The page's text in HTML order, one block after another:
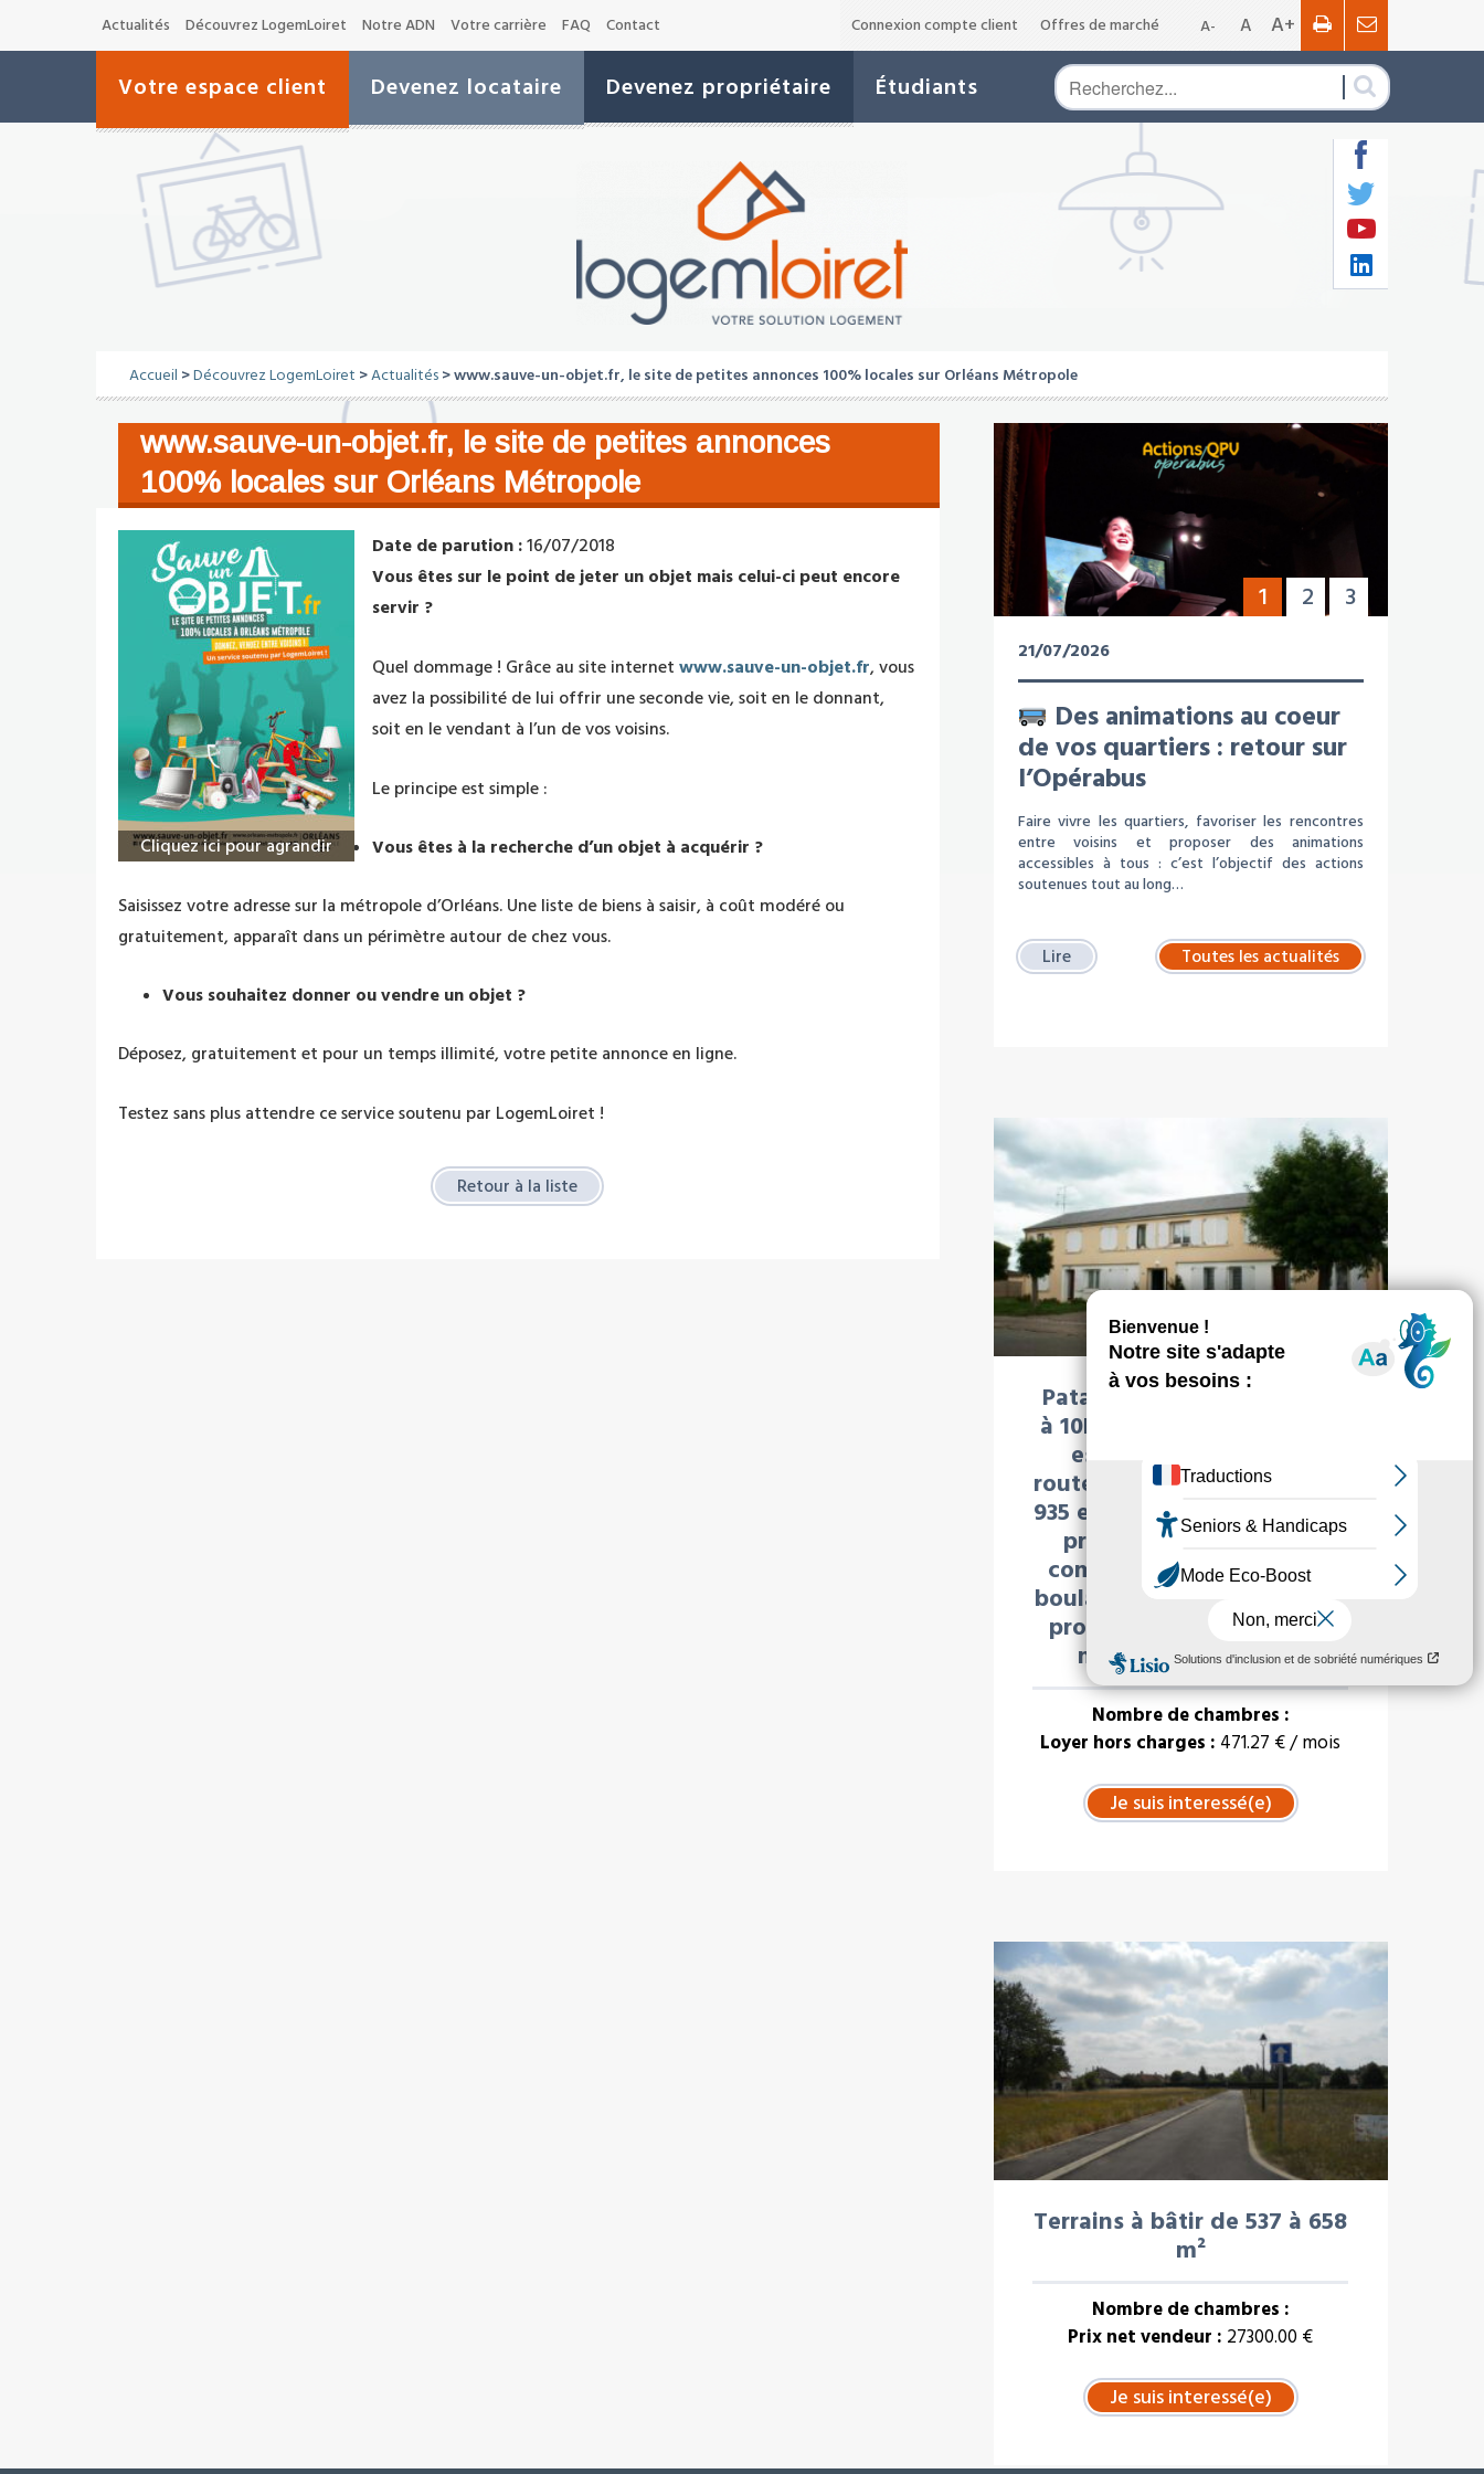
Actualités Découvrez LogemLoiret Notre ADN Votre carrière FAQ Contact A- A A+
Connexion compte client Offres de marché
Votre espace client Devenez locataire Devenez propriétaire Étudiants
Accueil >Découvrez LogemLoiret >Actualités > www.sauve-un-objet.fr, le site de petites annonces 100% locales sur Orléans Métropole
www.sauve-un-objet.fr, le site de petites annonces
100% locales sur Orléans Métropole
Cliquez ici pour agrandir
Date de parution :16/07/2018
Vous êtes sur le point de jeter un objet mais celui-ci peut encore
servir ?
Quel dommage ! Grâce au site internet www.sauve-un-objet.fr, vous
avez la possibilité de lui offrir une seconde vie, soit en le donnant,
soit en le vendant à l’un de vos voisins.
Le principe est simple :
Vous êtes à la recherche d’un objet à acquérir ?
Saisissez votre adresse sur la métropole d’Orléans. Une liste de biens à saisir, à coût modéré ou
gratuitement, apparaît dans un périmètre autour de chez vous.
Vous souhaitez donner ou vendre un objet ?
Déposez, gratuitement et pour un temps illimité, votre petite annonce en ligne.
Testez sans plus attendre ce service soutenu par LogemLoiret !
Retour à la liste
1 2 3
21/07/2026
Des animations au coeur
de vos quartiers : retour sur
l’Opérabus
Faire vivre les quartiers, favoriser les rencontres
entre voisins et proposer des animations
accessibles à tous : c’est l’objectif des actions
soutenues tout au long…
Lire Toutes les actualités
Patay à 17km d’’Orléans et
à 10km de la base de Bricy,
est traversé par deux
routes départementales (RD
935 et RD5). Cette commune
présente de nombreux
commerces (Intermarché,
boulangeries, et services de
proximité (école, collège,
médecin, pharmacie
Nombre de chambres :
Loyer hors charges : 471.27 € / mois
Terrains à bâtir de 537 à 658
m²
Nombre de chambres :
Prix net vendeur : 27300.00 €